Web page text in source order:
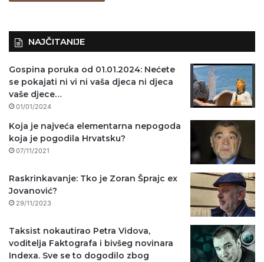
NAJČITANIJE
Gospina poruka od 01.01.2024: Nećete
se pokajati ni vi ni vaša djeca ni djeca
vaše djece…
01/01/2024
Koja je najveća elementarna nepogoda
koja je pogodila Hrvatsku?
07/11/2021
Raskrinkavanje: Tko je Zoran Šprajc ex
Jovanović?
29/11/2023
Taksist nokautirao Petra Vidova,
voditelja Faktografa i bivšeg novinara
Indexa. Sve se to dogodilo zbog